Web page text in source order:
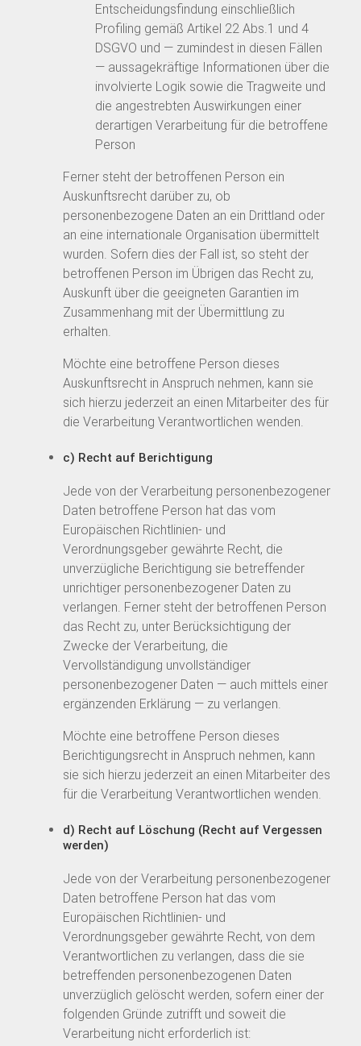
Entscheidungsfindung einschließlich
Profiling gemäß Artikel 22 Abs.1 und 4
DSGVO und — zumindest in diesen Fällen
— aussagekräftige Informationen über die
involvierte Logik sowie die Tragweite und
die angestrebten Auswirkungen einer
derartigen Verarbeitung für die betroffene
Person
Ferner steht der betroffenen Person ein
Auskunftsrecht darüber zu, ob
personenbezogene Daten an ein Drittland oder
an eine internationale Organisation übermittelt
wurden. Sofern dies der Fall ist, so steht der
betroffenen Person im Übrigen das Recht zu,
Auskunft über die geeigneten Garantien im
Zusammenhang mit der Übermittlung zu
erhalten.
Möchte eine betroffene Person dieses
Auskunftsrecht in Anspruch nehmen, kann sie
sich hierzu jederzeit an einen Mitarbeiter des für
die Verarbeitung Verantwortlichen wenden.
c) Recht auf Berichtigung
Jede von der Verarbeitung personenbezogener
Daten betroffene Person hat das vom
Europäischen Richtlinien- und
Verordnungsgeber gewährte Recht, die
unverzügliche Berichtigung sie betreffender
unrichtiger personenbezogener Daten zu
verlangen. Ferner steht der betroffenen Person
das Recht zu, unter Berücksichtigung der
Zwecke der Verarbeitung, die
Vervollständigung unvollständiger
personenbezogener Daten — auch mittels einer
ergänzenden Erklärung — zu verlangen.
Möchte eine betroffene Person dieses
Berichtigungsrecht in Anspruch nehmen, kann
sie sich hierzu jederzeit an einen Mitarbeiter des
für die Verarbeitung Verantwortlichen wenden.
d) Recht auf Löschung (Recht auf Vergessen
werden)
Jede von der Verarbeitung personenbezogener
Daten betroffene Person hat das vom
Europäischen Richtlinien- und
Verordnungsgeber gewährte Recht, von dem
Verantwortlichen zu verlangen, dass die sie
betreffenden personenbezogenen Daten
unverzüglich gelöscht werden, sofern einer der
folgenden Gründe zutrifft und soweit die
Verarbeitung nicht erforderlich ist: